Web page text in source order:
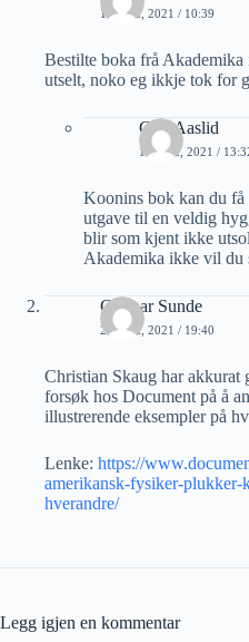
13 MAI, 2021 / 10:39
Bestilte boka frå
utselt, noko eg ikkje tok for
Geir Aaslid
13 MAI, 2021 /
Koonins bok kan du
utgave til en veldig
blir som kjent ikke
Akademika ikke vil du
Gunnar Sunde
23 MAI, 2021 / 19:40
Christian Skaug har akkurat
forsøk hos Document på å
illustrerende eksempler på
Lenke: https://
amerikansk-fysiker-plukker-
hverandre/
Legg igjen en kommentar